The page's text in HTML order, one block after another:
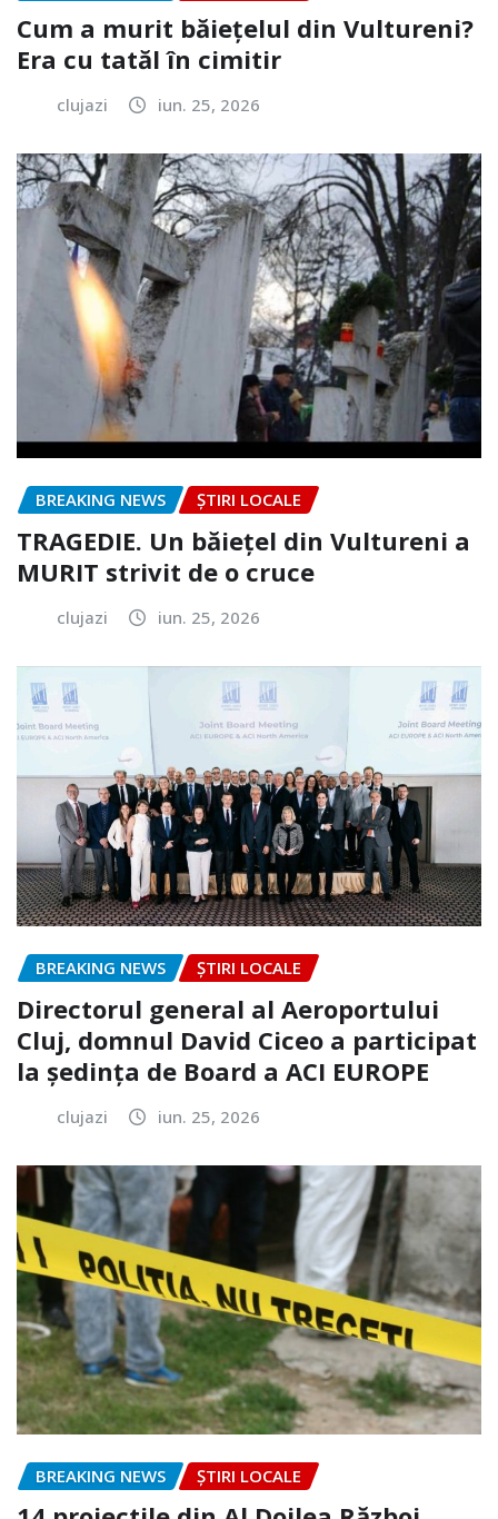
Cum a murit băiețelul din Vultureni?
Era cu tatăl în cimitir
clujazi iun. 25, 2026
BREAKING NEWS ȘTIRI LOCALE
TRAGEDIE. Un băiețel din Vultureni a
MURIT strivit de o cruce
clujazi iun. 25, 2026
BREAKING NEWS ȘTIRI LOCALE
Directorul general al Aeroportului
Cluj, domnul David Ciceo a participat
la ședința de Board a ACI EUROPE
clujazi iun. 25, 2026
BREAKING NEWS ȘTIRI LOCALE